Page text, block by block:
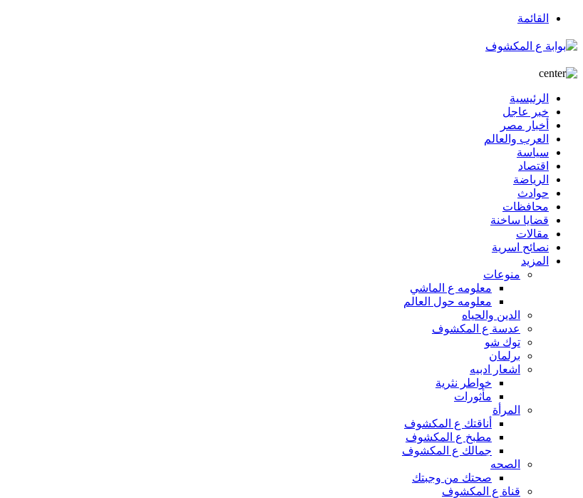
القائمة
الرئيسية
خبر عاجل
أخبار مصر
العرب والعالم
سياسة
اقتصاد
الرياضة
حوادث
محافظات
قضايا ساخنة
مقالات
نصائح اسرية
المزيد
منوعات
معلومه ع الماشي
معلومه حول العالم
الدين والحياه
عدسة ع المكشوف
توك شو
برلمان
اشعار ادبيه
خواطر نثرية
مأثورات
المرأة
أناقتك ع المكشوف
مطبخ ع المكشوف
جمالك ع المكشوف
الصحه
صحتك من وجبتك
قناة ع المكشوف